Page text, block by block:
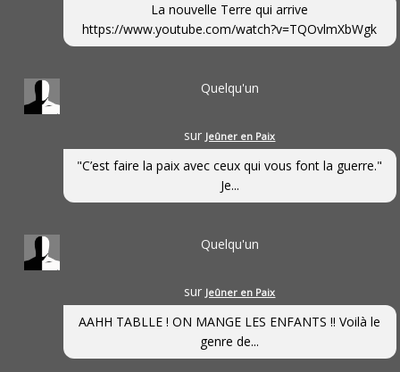
La nouvelle Terre qui arrive
https://www.youtube.com/watch?v=TQOvlmXbWgk
Quelqu'un
sur Jeûner en Paix
"C’est faire la paix avec ceux qui vous font la guerre."
Je...
Quelqu'un
sur Jeûner en Paix
AAHH TABLLE ! ON MANGE LES ENFANTS !! Voilà le
genre de...